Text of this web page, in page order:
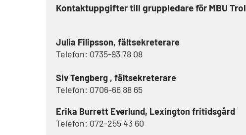
Kontaktuppgifter till gruppledare för MBU
Julia Filipsson, fältsekreterare
Telefon: 0735-93 78 08
Siv Tengberg , fältsekreterare
Telefon: 0706-66 88 65
Erika Burrett Everlund, Lexington fritidsgård
Telefon: 072-255 43 60